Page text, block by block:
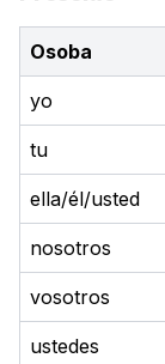
Osoba
yo
tu
ella/él/usted
nosotros
vosotros
ustedes